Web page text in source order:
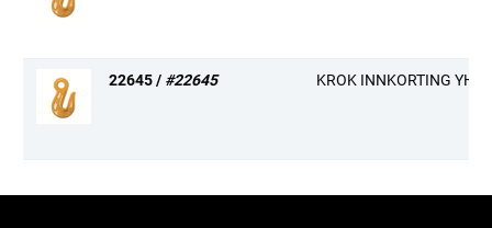
22645 / #22645 KROK INNKORTING